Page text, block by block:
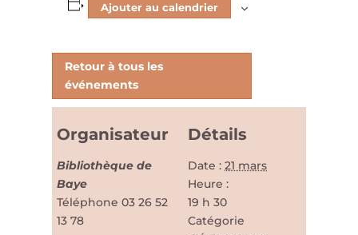
Ajouter au calendrier
Détails
Date : 21 mars
Heure :
19 h 30
Catégorie
Organisateur
Bibliothèque de
Baye
Téléphone03 26 52
13 78
Retour à tous les
événements